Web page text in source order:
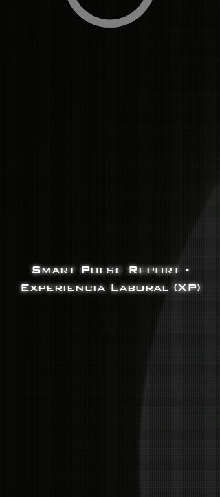
Smart Pulse Report -
Experiencia Laboral (XP)